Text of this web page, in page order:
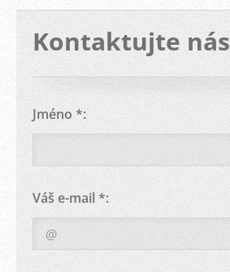
Kontaktujte nás
Jméno *:
Váš e-mail *: